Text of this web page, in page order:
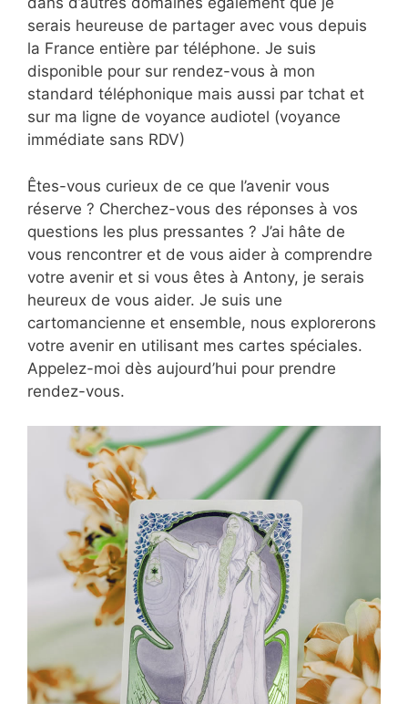
serais heureuse de partager avec vous depuis
la France entière par téléphone. Je suis
disponible pour sur rendez-vous à mon
standard téléphonique mais aussi par tchat et
sur ma ligne de voyance audiotel (voyance
immédiate sans RDV)
Êtes-vous curieux de ce que l’avenir vous
réserve ? Cherchez-vous des réponses à vos
questions les plus pressantes ? J’ai hâte de
vous rencontrer et de vous aider à comprendre
votre avenir et si vous êtes à Antony, je serais
heureux de vous aider. Je suis une
cartomancienne et ensemble, nous explorerons
votre avenir en utilisant mes cartes spéciales.
Appelez-moi dès aujourd’hui pour prendre
rendez-vous.